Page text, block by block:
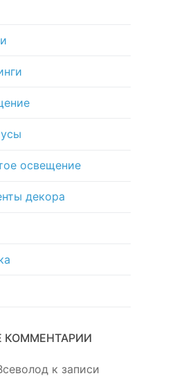
освещение
декора
КОММЕНТАРИИ
к записи